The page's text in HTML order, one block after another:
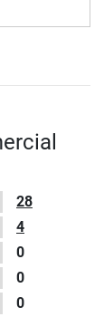
28
4
0
0
0